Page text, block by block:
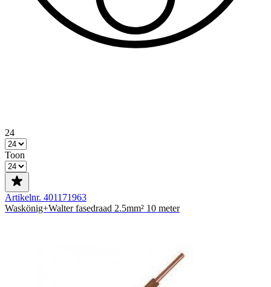
24
Toon
Artikelnr. 401171963
Waskönig+Walter fasedraad 2.5mm² 10 meter